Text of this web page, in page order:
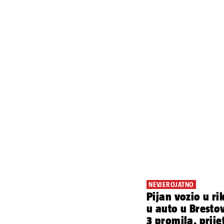
NEVJEROJATNO
Pijan vozio u
u auto u
3 promila,